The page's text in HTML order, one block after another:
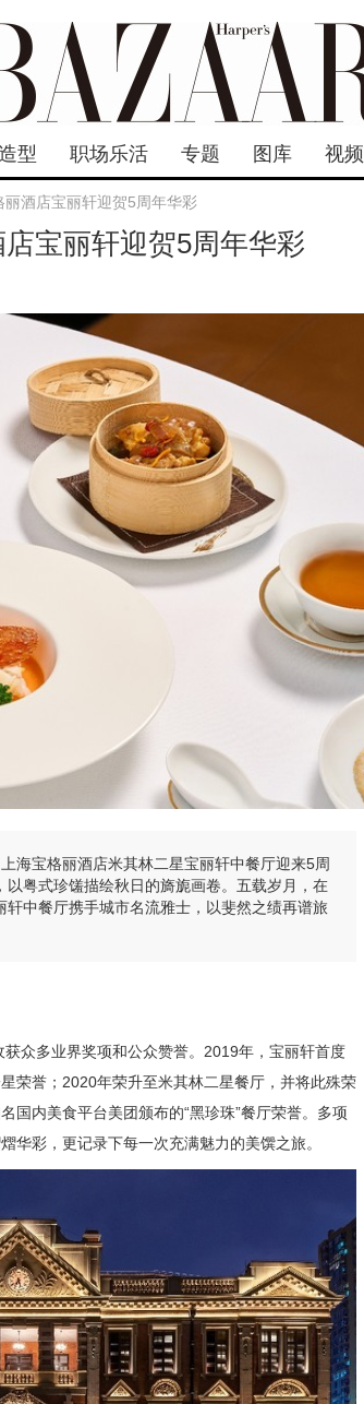
型 职场乐活 专题 图库 视频
酒店宝丽轩迎贺5周年华彩
宝丽轩迎贺5周年华彩
海宝格丽酒店米其林二星宝丽轩中餐厅迎来5周
粤式珍馐描绘秋日的旖旎画卷。五载岁月，在
轩中餐厅携手城市名流雅士，以斐然之绩再谱旅
众多业界奖项和公众赞誉。2019年，宝丽轩首度
荣誉；2020年荣升至米其林二星餐厅，并将此殊荣
国内美食平台美团颁布的“黑珍珠”餐厅荣誉。多项
华彩，更记录下每一次充满魅力的美馔之旅。